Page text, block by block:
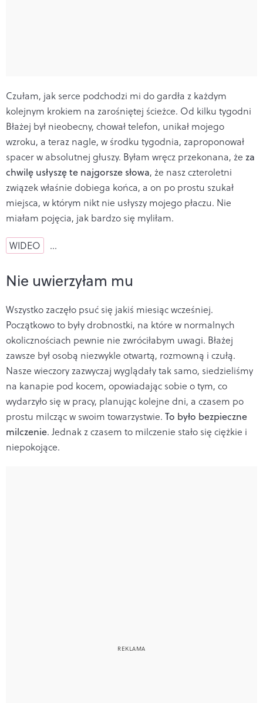
Czułam, jak serce podchodzi mi do gardła z każdym
kolejnym krokiem na zarośniętej ścieżce. Od kilku tygodni
Błażej był nieobecny, chował telefon, unikał mojego
wzroku, a teraz nagle, w środku tygodnia, zaproponował
spacer w absolutnej głuszy. Byłam wręcz przekonana, że za
chwilę usłyszę te najgorsze słowa, że nasz czteroletni
związek właśnie dobiega końca, a on po prostu szukał
miejsca, w którym nikt nie usłyszy mojego płaczu. Nie
miałam pojęcia, jak bardzo się myliłam.
WIDEO …
Nie uwierzyłam mu
Wszystko zaczęło psuć się jakiś miesiąc wcześniej.
Początkowo to były drobnostki, na które w normalnych
okolicznościach pewnie nie zwróciłabym uwagi. Błażej
zawsze był osobą niezwykle otwartą, rozmowną i czułą.
Nasze wieczory zazwyczaj wyglądały tak samo, siedzieliśmy
na kanapie pod kocem, opowiadając sobie o tym, co
wydarzyło się w pracy, planując kolejne dni, a czasem po
prostu milcząc w swoim towarzystwie. To było bezpieczne
milczenie. Jednak z czasem to milczenie stało się ciężkie i
niepokojące.